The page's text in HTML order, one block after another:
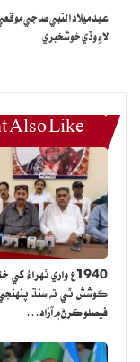
پي سي بي موجب،
127 کان 202 سيڪڙو تائين اضافو ڪيو ويو آهي.
سينٽرل ڪانٽرڪيٽ جي
اضافو ڪيو ويو آهي.
سيڪڙو واڌارو ڪيو
عيد ميلاد النبي صه جي
لاءِ وڏي خوشخبري
Also Like
1940ع واري ٺهراءُ
ڪوشش ٿي ته سنڌ
فيصلو ڪرڻ ۾ آزاد…